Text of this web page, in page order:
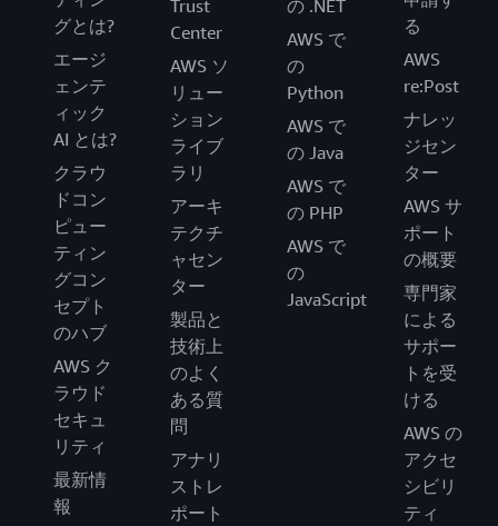
{'Key': 'trainers.mp4', 'TimeSpan': {'StartTime':
{'Key': 'trainers.mp4', 'TimeSpan': {'StartTime':
  ...
# Call Amazon Elastic Transcoder to stitch together
client = 'elastictranscoder'
job create_job
  PipelineId
'...',
  Inputs
,
  Output
: person_to_find + '.mp4' 'PresetId'
グとは?
エージ
ェンテ
ィック
AI とは?
クラウ
ドコン
ピュー
ティン
グコン
セプト
のハブ
AWS ク
ラウド
セキュ
リティ
最新情
報
Trust
Center
AWS ソ
リュー
ション
ライブ
ラリ
アーキ
テクチ
ャセン
ター
製品と
技術上
のよく
ある質
問
アナリ
ストレ
ポート
の .NET
AWS で
の
Python
AWS で
の Java
AWS で
の PHP
AWS で
の
JavaScript
る
AWS
re:Post
ナレッ
ジセン
ター
AWS サ
ポート
の概要
専門家
による
サポー
トを受
ける
AWS の
アクセ
シビリ
ティ